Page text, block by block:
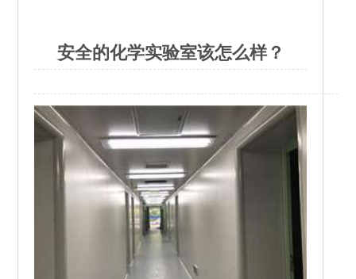
人才招聘
安全的化学实验室该怎么样？